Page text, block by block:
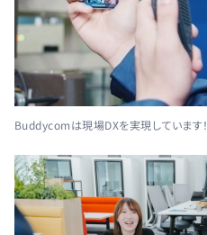
Buddycomは現場DXを実現しています！